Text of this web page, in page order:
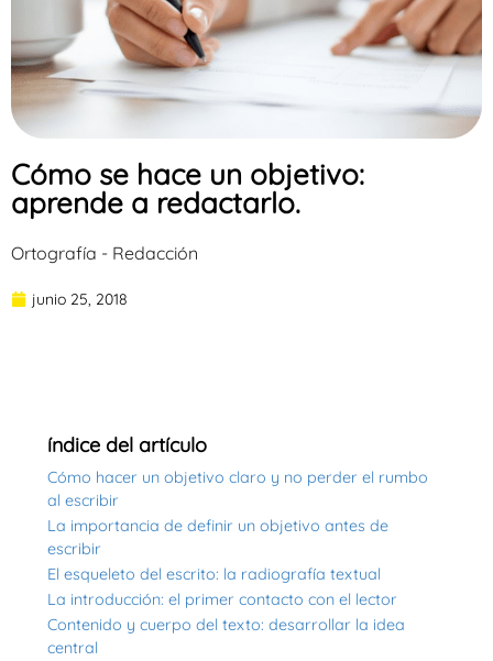
Cómo se hace un objetivo:
aprende a redactarlo.
Ortografía - Redacción
junio 25, 2018
índice del artículo
Cómo hacer un objetivo claro y no perder el rumbo
al escribir
La importancia de definir un objetivo antes de
escribir
El esqueleto del escrito: la radiografía textual
La introducción: el primer contacto con el lector
Contenido y cuerpo del texto: desarrollar la idea
central